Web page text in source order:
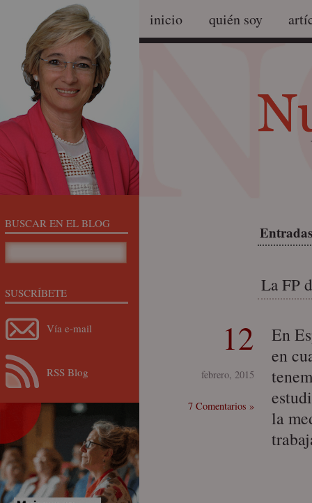
inicio quién soy
La FP
12
febrero, 2015
7 Comentarios »
En
en
la
BUSCAR EN EL BLOG
SUSCRÍBETE
Vía e-mail
RSS Blog